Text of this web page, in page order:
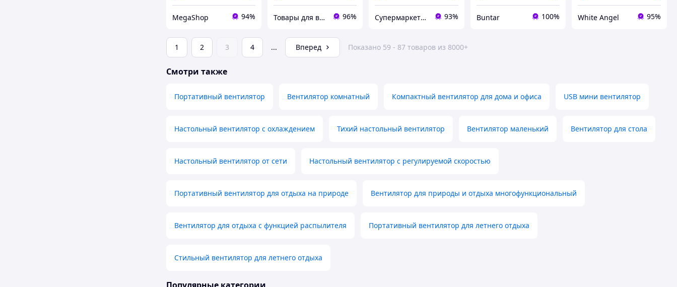
MegaShop 94% Товары для всех в интернет-магазине «Avocado» 96% Супермаркет мобільних аксесуарів 93% Buntar 100% White Angel 95%
1 2 3 4 ... Вперед Показано 59 - 87 товаров из 8000+
Смотри также
Портативный вентилятор Вентилятор комнатный Компактный вентилятор для дома и офиса USB мини вентилятор
Настольный вентилятор с охлаждением Тихий настольный вентилятор Вентилятор маленький Вентилятор для стола
Настольный вентилятор от сети Настольный вентилятор с регулируемой скоростью
Портативный вентилятор для отдыха на природе Вентилятор для природы и отдыха многофункциональный
Вентилятор для отдыха с функцией распылителя Портативный вентилятор для летнего отдыха
Стильный вентилятор для летнего отдыха